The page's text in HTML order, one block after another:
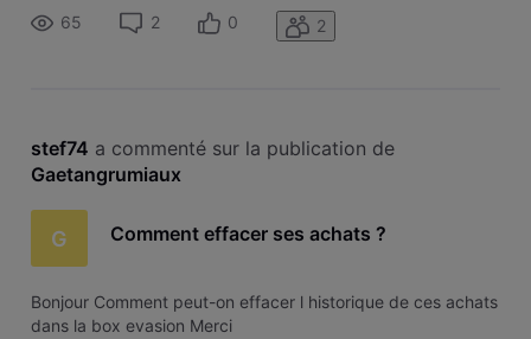
65
2 0 2
stef74 a commenté sur la publication de
Gaetangrumiaux
G Comment effacer ses achats ?
Bonjour Comment peut-on effacer l historique de ces achats
dans la box evasion Merci